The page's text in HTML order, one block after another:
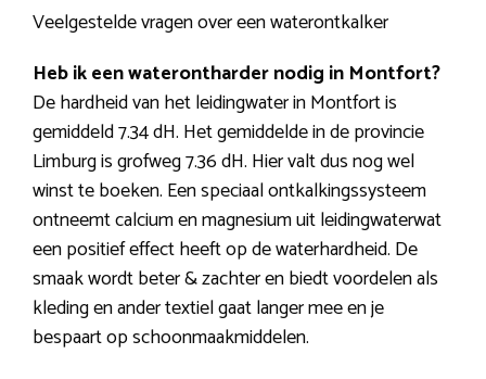
Veelgestelde vragen over een waterontkalker
Heb ik een waterontharder nodig in Montfort?
De hardheid van het leidingwater in Montfort is
gemiddeld 7.34 dH. Het gemiddelde in de provincie
Limburg is grofweg 7.36 dH. Hier valt dus nog wel
winst te boeken. Een speciaal ontkalkingssysteem
ontneemt calcium en magnesium uit leidingwaterwat
een positief effect heeft op de waterhardheid. De
smaak wordt beter & zachter en biedt voordelen als
kleding en ander textiel gaat langer mee en je
bespaart op schoonmaakmiddelen.